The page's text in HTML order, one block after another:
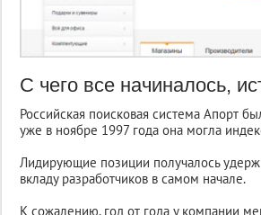
С чего все начиналось,
Российская поисковая система Апорт
уже в ноябре 1997 года она могла
Лидирующие позиции получалось
вкладу разработчиков в самом начале.
К сожалению, год от года у компании